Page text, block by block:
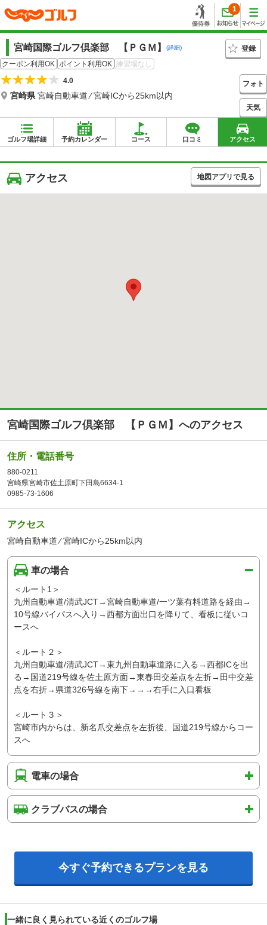
1
宮崎国際ゴルフ倶楽部 【ＰＧＭ】 (詳細)
登録
クーポン利用OK ポイント利用OK 練習場なし
4.0
宮崎県 宮崎自動車道 ⁄ 宮崎ICから25km以内
フォト
天気
ゴルフ場詳細 予約カレンダー コース 口コミ アクセス
アクセス 地図アプリで見る
宮崎国際ゴルフ倶楽部 【ＰＧＭ】へのアクセス
住所・電話番号
880-0211
宮崎県宮崎市佐土原町下田島6634-1
0985-73-1606
アクセス
宮崎自動車道 ⁄ 宮崎ICから25km以内
車の場合
＜ルート1＞
九州自動車道/清武JCT→宮崎自動車道/一ツ葉有料道路を経由→
10号線バイパスへ入り→西都方面出口を降りて、看板に従いコ
ースへ
＜ルート２＞
九州自動車道/清武JCT→東九州自動車道路に入る→西都ICを出
る→国道219号線を佐土原方面→東春田交差点を左折→田中交差
点を右折→県道326号線を南下→→→右手に入口看板
＜ルート３＞
宮崎市内からは、新名爪交差点を左折後、国道219号線からコー
スへ
電車の場合
クラブバスの場合
今すぐ予約できるプランを見る
一緒に良く見られている近くのゴルフ場